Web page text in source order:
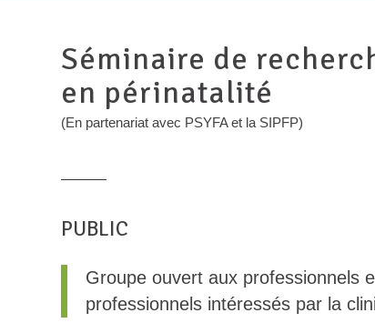
Séminaire de
en périnatalité
(En partenariat avec PSYFA et la SIPFP)
PUBLIC
Groupe ouvert aux professionnels
professionnels intéressés par la